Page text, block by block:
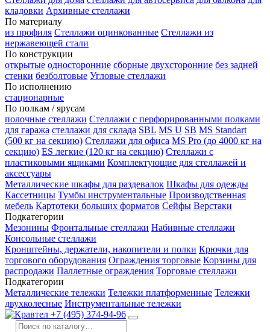
кладовки Архивные стеллажи
По материалу
из профиля Стеллажи оцинкованные Стеллажи из
нержавеющей стали
По конструкции
открытые односторонние сборные двухсторонние без задней
стенки безболтовые Угловые стеллажи
По исполнению
стационарные
По полкам / ярусам
полочные стеллажи Стеллажи с перфорированными полками
для гаража стеллажи для склада SBL MS U SB MS Standart
(500 кг на секцию) Стеллажи для офиса MS Pro (до 4000 кг на
секцию) ES легкие (120 кг на секцию) Стеллажи с
пластиковыми ящиками Комплектующие для стеллажей и
аксессуары
Металлические шкафы для раздевалок Шкафы для одежды
Кассетницы Тумбы инструментальные Производственная
мебель Картотеки больших форматов Сейфы Верстаки
Подкатегории
Мезонины Фронтальные стеллажи Набивные стеллажи
Консольные стеллажи
Кронштейны, держатели, накопители и полки Крючки для
торгового оборудования Ограждения торговые Корзины для
распродажи Паллетные ограждения Торговые стеллажи
Подкатегории
Металлические тележки Тележки платформенные Тележки
двухколесные Инструментальные тележки
+7 (495) 374-94-96